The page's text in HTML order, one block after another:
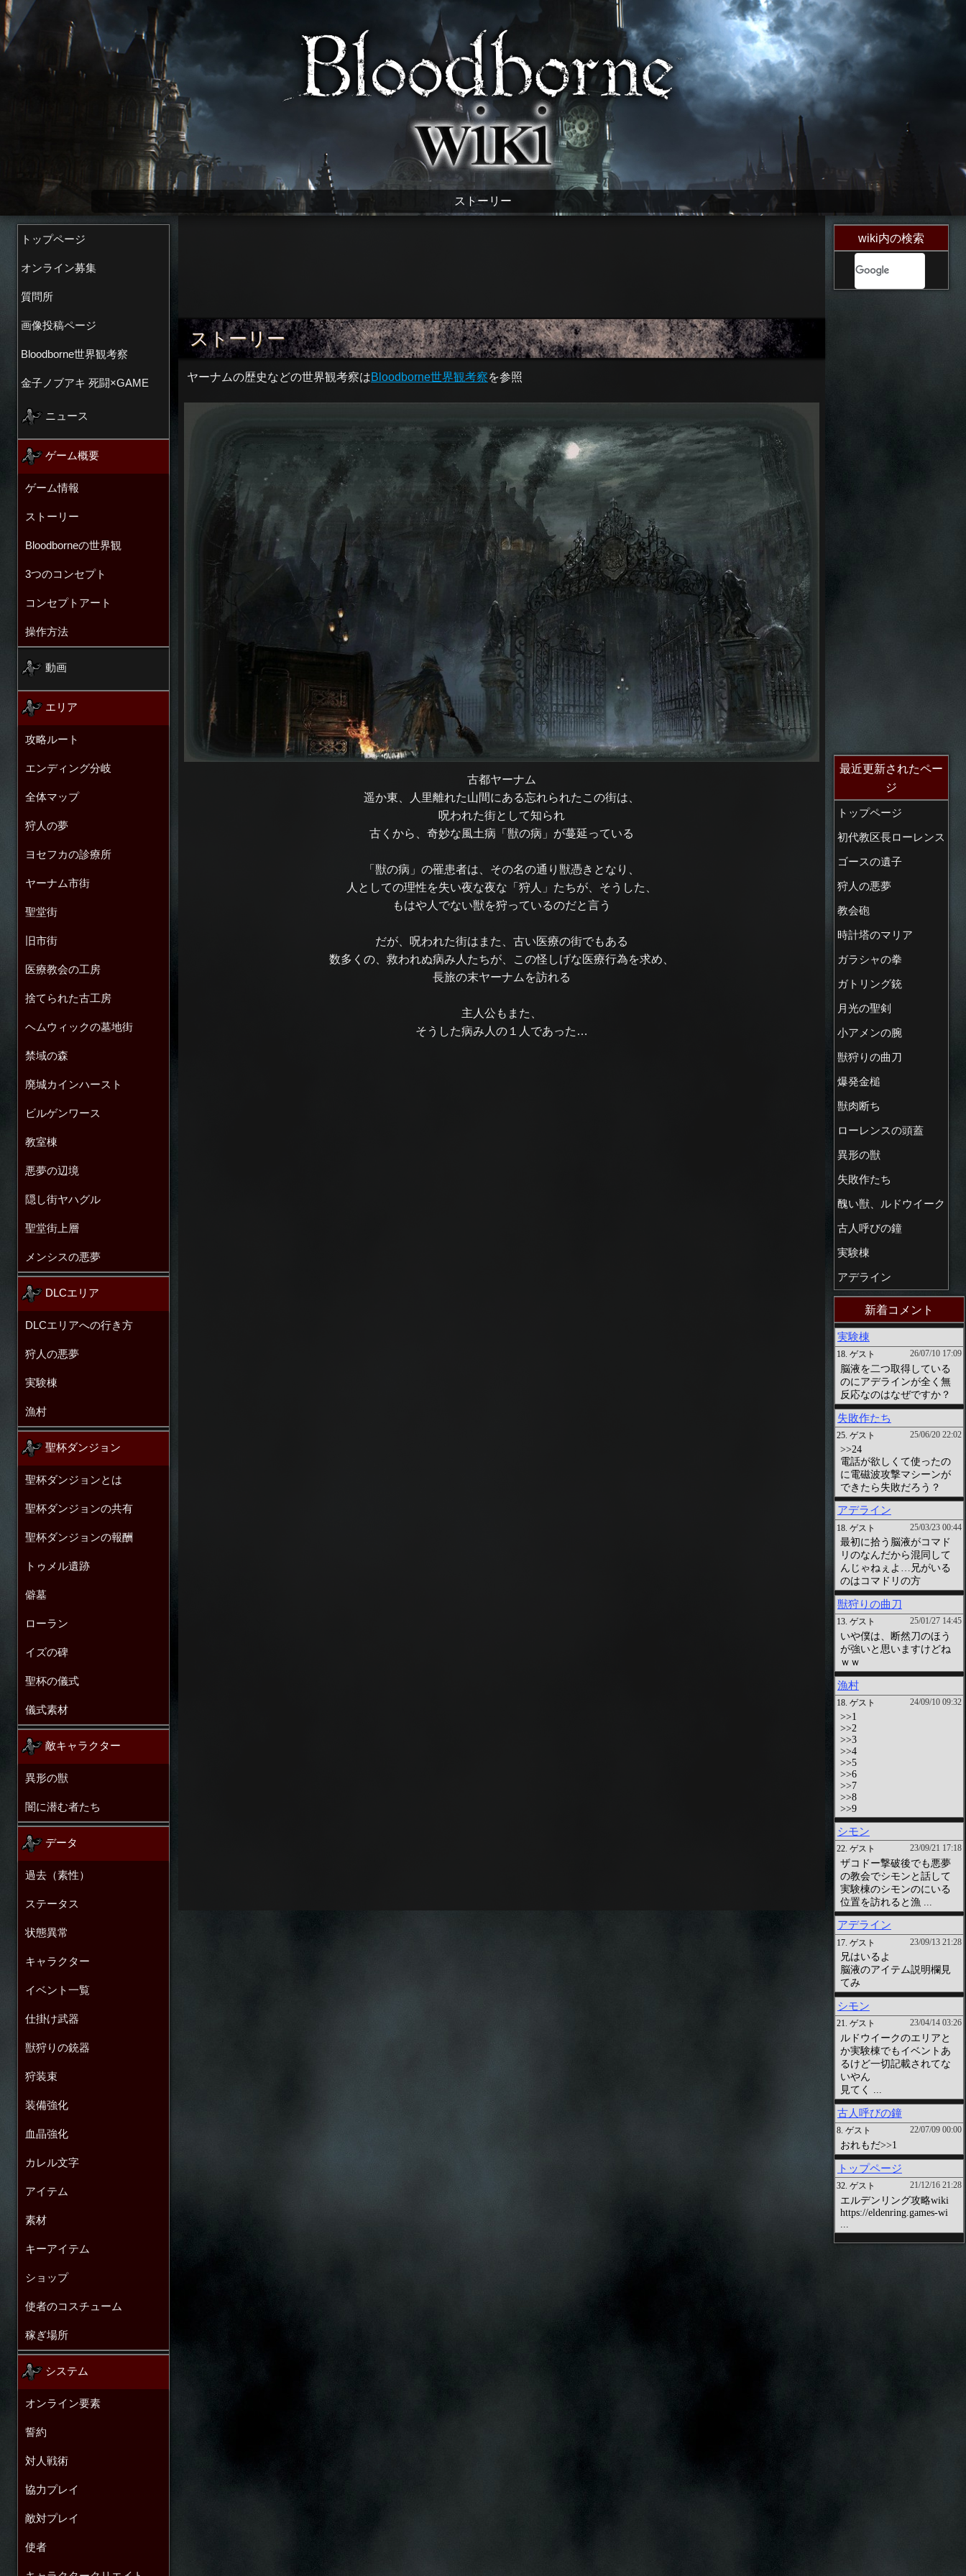
Bloodborne wiki
ストーリー
wiki内の検索
最近更新されたペー
ジ
トップページ
初代教区長ローレンス
ゴースの遺子
狩人の悪夢
教会砲
時計塔のマリア
ガラシャの拳
ガトリング銃
月光の聖剣
小アメンの腕
獣狩りの曲刀
爆発金槌
獣肉断ち
ローレンスの頭蓋
異形の獣
失敗作たち
醜い獣、ルドウイーク
古人呼びの鐘
実験棟
アデライン
新着コメント
ストーリー
ヤーナムの歴史などの世界観考察はBloodborne世界観考察を参照
古都ヤーナム
遥か東、人里離れた山間にある忘れられたこの街は、
呪われた街として知られ
古くから、奇妙な風土病「獣の病」が蔓延っている
「獣の病」の罹患者は、その名の通り獣憑きとなり、
人としての理性を失い夜な夜な「狩人」たちが、そうした、
もはや人でない獣を狩っているのだと言う
だが、呪われた街はまた、古い医療の街でもある
数多くの、救われぬ病み人たちが、この怪しげな医療行為を求め、
長旅の末ヤーナムを訪れる
主人公もまた、
そうした病み人の１人であった…
トップページ
オンライン募集
質問所
画像投稿ページ
Bloodborne世界観考察
金子ノブアキ 死闘×GAME
ニュース
ゲーム概要
ゲーム情報
ストーリー
Bloodborneの世界観
3つのコンセプト
コンセプトアート
操作方法
動画
エリア
攻略ルート
エンディング分岐
全体マップ
狩人の夢
ヨセフカの診療所
ヤーナム市街
聖堂街
旧市街
医療教会の工房
捨てられた古工房
ヘムウィックの墓地街
禁域の森
廃城カインハースト
ビルゲンワース
教室棟
悪夢の辺境
隠し街ヤハグル
聖堂街上層
メンシスの悪夢
DLCエリア
DLCエリアへの行き方
狩人の悪夢
実験棟
漁村
聖杯ダンジョン
聖杯ダンジョンとは
聖杯ダンジョンの共有
聖杯ダンジョンの報酬
トゥメル遺跡
僻墓
ローラン
イズの碑
聖杯の儀式
儀式素材
敵キャラクター
異形の獣
闇に潜む者たち
データ
過去（素性）
ステータス
状態異常
キャラクター
イベント一覧
仕掛け武器
獣狩りの銃器
狩装束
装備強化
血晶強化
カレル文字
アイテム
素材
キーアイテム
ショップ
使者のコスチューム
稼ぎ場所
システム
オンライン要素
誓約
対人戦術
協力プレイ
敵対プレイ
使者